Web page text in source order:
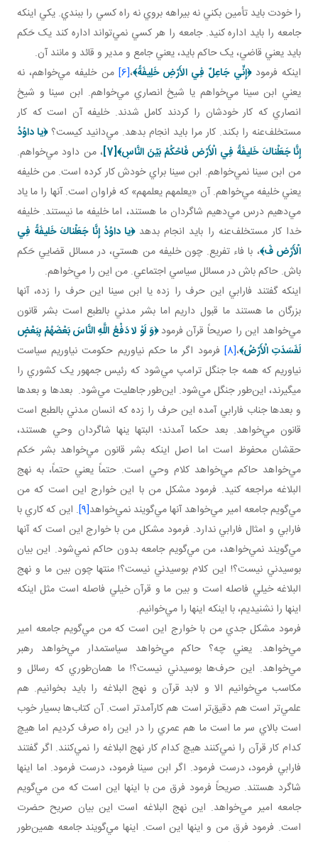
را خودت بايد تأمين بکني نه بيراهه بروي نه راه کسي را ببندي. يکي اينکه
جامعه را بايد اداره کنيد. جامعه را هر کسي نمي‌تواند اداره کند يک حَکم
بايد يعني قاضي، يک حاکم بايد، يعني جامع و مدير و قائد و مانند آن.
اينکه فرمود﴿إِنِّي جَاعِلٌ فِي الأَرْضِ خَلِيفَةً﴾،[6]
من خليفه مي‌خواهم، نه
يعني ابن سينا مي‌خواهم يا شيخ انصاري مي‌خواهم. ابن سينا و شيخ
انصاري که کار خودشان را ‌کردند کامل شدند. خليفه آن است که کار
مستخلف‌عنه را بکند. کار مرا بايد انجام بدهد. مي‌دانيد کيست؟﴿يا داوُدُ
إِنَّا جَعَلْناكَ خَليفَةً فِي الْأَرْض فَاحْكُمْ بَيْنَ النَّاسِ﴾[7]
، من داود مي‌خواهم.
من ابن سينا نمي‌خواهم. ابن سينا براي خودش کار کرده است. من خليفه
يعني خليفه مي‌خواهم. آن «يعلمهم يعلمهم» که فراوان است. آنها را ما ياد
مي‌دهيم درس مي‌دهيم شاگردان ما هستند، اما خليفه ما نيستند. خليفه
خدا کار مستخلف‌عنه را بايد انجام بدهد﴿يا داوُدُ إِنَّا جَعَلْناكَ خَليفَةً فِي
الْأَرْض فَ﴾، با فاء تفريع. چون خليفه من هستي، در مسائل قضايي حَکم
باش. حاکم باش در مسائل سياسي اجتماعي. من اين را مي‌خواهم.
اينکه گفتند فارابي اين حرف را زده يا ابن سينا اين حرف را زده، آنها
بزرگان ما هستند ما قبول داريم اما بشر مدني بالطبع است بشر قانون
مي‌خواهد اين را صريحاً قرآن فرمود ﴿وَ لَوْ لا دَفْعُ اللَّهِ النَّاسَ بَعْضَهُمْ بِبَعْضٍ
لَفَسَدَتِ الْأَرْضُ﴾،[8]
فرمود اگر ما حکم نياوريم حکومت نياوريم سياست
نياوريم که همه جا جنگل ترامپ مي‌شود که رئيس جمهور يک کشوري را
می­گيرند، اين‌طور جنگل مي‌شود. اين‌طور جاهليت مي‌شود. بعدها و بعدها
و بعدها جناب فارابي آمده اين حرف را زده که انسان مدني بالطبع است
قانون مي‌خواهد. بعد حکما آمدند؛ البتها ينها شاگردان وحي هستند،
حقشان محفوظ است اما اصل اينکه بشر قانون مي‌خواهد بشر حَکم
مي‌خواهد حاکم مي‌خواهد کلام وحي است. حتماً يعني حتماً، به نهج
البلاغه مراجعه کنيد. فرمود مشکل من با اين خوارج اين است که من
مي‌گويم جامعه امير مي‌خواهد آنها مي‌گويند نمي‌خواهد[9] . اين که کاري با
فارابي و امثال فارابي ندارد. فرمود مشکل من با خوارج اين است که آنها
مي‌گويند نمي‌خواهد، من مي‌گويم جامعه بدون حاکم نمي‌شود. اين بيان
بوسيدني نيست؟! اين کلام بوسيدني نيست؟! منتها چون بين ما و نهج
البلاغه خيلي فاصله است و بين ما و قرآن خيلي فاصله است مثل اينکه
اينها را نشنيديم، با اينکه اينها را مي‌خوانيم.
فرمود مشکل جدي من با خوارج اين است که من مي‌گويم جامعه امير
مي‌خواهد. يعني چه؟ حاکم مي‌خواهد سياستمدار مي‌خواهد رهبر
مي‌خواهد. اين حرف‌ها بوسيدني نيست؟! ما همان‌طوري که رسائل و
مکاسب مي‌خوانيم الا و لابد قرآن و نهج البلاغه را بايد بخوانيم. هم
علمي‌تر است هم دقيق‌تر است هم کارآمدتر است. آن کتاب‌ها بسيار خوب
است بالاي سر ما است ما هم عمري را در اين راه صرف کرديم اما هيچ
کدام کار قرآن را نمي‌کنند هيچ کدام کار نهج البلاغه را نمي‌کنند. اگر گفتند
فارابي فرمود، درست فرمود. اگر ابن سينا فرمود، درست فرمود. اما اينها
شاگرد هستند. صريحاً فرمود فرق من با اينها اين است که من مي‌گويم
جامعه امير مي‌خواهد. اين نهج البلاغه است اين بيان صريح حضرت
است. فرمود فرق من و اينها اين است. اينها مي‌گويند جامعه همين‌طور